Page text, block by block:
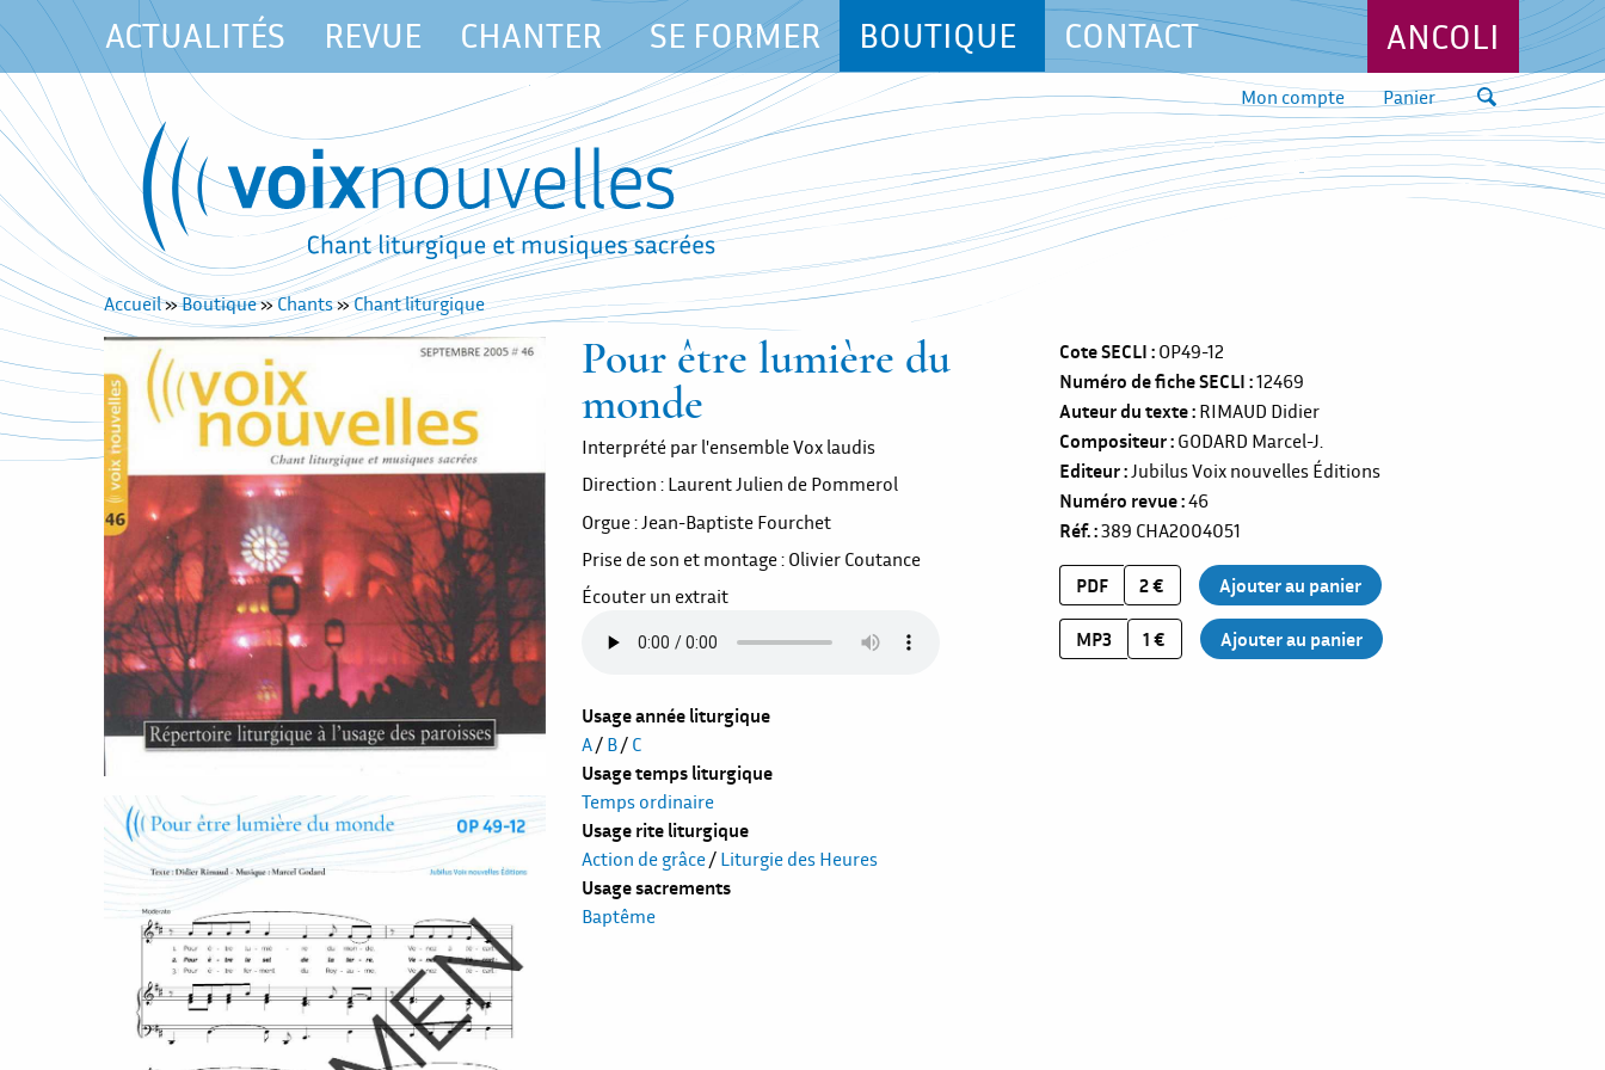
ACTUALITÉS REVUE CHANTER SE FORMER BOUTIQUE CONTACT ANCOLI
Mon compte Panier
Accueil»Boutique»Chants»Chant liturgique
Pour être lumière du
monde
Interprété par l'ensemble Vox laudis
Direction : Laurent Julien de Pommerol
Orgue : Jean-Baptiste Fourchet
Prise de son et montage : Olivier Coutance
Écouter un extrait
Usage année liturgique
A/ B/ C
Usage temps liturgique
Temps ordinaire
Usage rite liturgique
Action de grâce/ Liturgie des Heures
Usage sacrements
Baptême
Cote SECLI OP49-12
Numéro de fiche SECLI 12469
Auteur du texte RIMAUD Didier
Compositeur GODARD Marcel-J.
Editeur Jubilus Voix nouvelles Éditions
Numéro revue 46
Réf. 389 CHA2004051
PDF 2 €
MP3 1 €